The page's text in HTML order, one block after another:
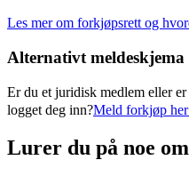
Les mer om forkjøpsrett og
Alternativt meldeskjema
Er du et juridisk medlem eller
logget deg inn?Meld forkjøp her
Lurer du på noe